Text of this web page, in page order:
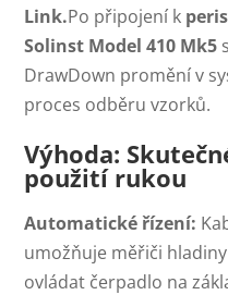
Link.Po připojení k
Solinst Model 410 Mk5
DrawDown promění v
proces odběru vzorků.
Výhoda:
použití rukou
Automatické řízení:
umožňuje měřiči
ovládat čerpadlo na